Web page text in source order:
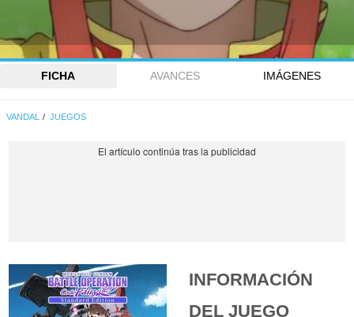
FICHA AVANCES IMÁGENES
VANDAL JUEGOS
INFORMACIÓN
DEL JUEGO